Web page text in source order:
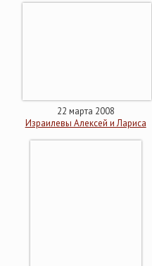
22 марта 2008
Израилевы Алексей и Лариса